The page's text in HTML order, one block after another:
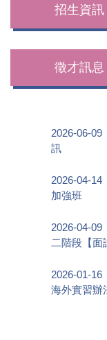
招生資訊
徵才訊息
2026-06-09
訊
2026-04-14
加強班
2026-04-09
二階段【面
2026-01-16
海外實習辦